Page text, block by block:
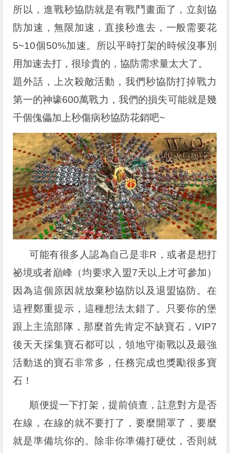
所以，進戰秒協防就是有戰鬥畫面了，立刻協
防加速，無限加速，直接秒進去，一般需要花
5~10個50%加速。所以平時打架的時候沒事別
用加速去打，很珍貴的，協防需求量太大了。
題外話，上次殺敵活動，我們秒協防打掉戰力
第一的神壕600萬戰力，我們的損失可能就是幾
千個傀儡加上秒傷病秒協防花銷吧~
可能有很多人認為自己是非R，或者是想打
祕境或者巔峰（均要求入盟7天以上才可參加）
因為這個原因就放棄秒協防以及退盟協防。在
這裡鄭重提示，這種想法太錯了。只要你的堡
跟上主流部隊，那麼首先肯定不缺寶石，VIP7
後天天採集寶石都可以，領地守衞戰以及最強
活動送的寶石非常多，任務完成也獎勵很多寶
石！
順便提一下打架，提前偵查，註意對方是否
在線，在線的就不要打了，要麼開罩了，要麼
就是準備坑你的。除非你準備打硬仗，否則就